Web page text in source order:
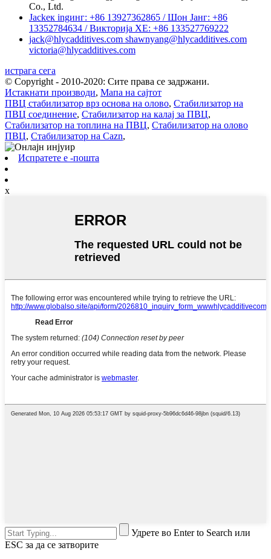
Co., Ltd.
Jackек ingинг: +86 13927362865 / Шон Јанг: +86
13352784634 / Викторија ХЕ: +86 133527769222
jack@hlycadditives.com shawnyang@hlycadditives.com
victoria@hlycadditives.com
истрага сега
© Copyright - 2010-2020: Сите права се задржани.
Истакнати производи, Мапа на сајтот
ПВЦ стабилизатор врз основа на олово, Стабилизатор на
ПВЦ соединение, Стабилизатор на калај за ПВЦ,
Стабилизатор на топлина на ПВЦ, Стабилизатор на олово
ПВЦ, Стабилизатор на Cazn,
Испратете е -пошта
x
Удрете во Enter to Search или
ESC за да се затворите